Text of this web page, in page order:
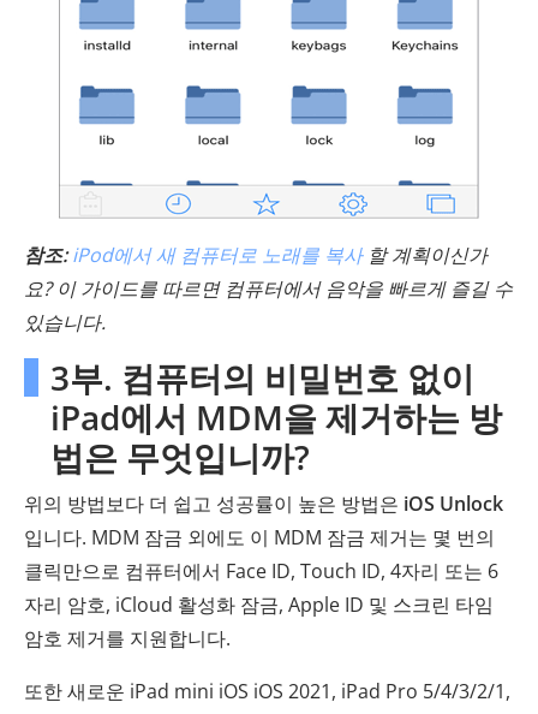
참조: iPod에서 새 컴퓨터로 노래를 복사할 계획이신가
요? 이 가이드를 따르면 컴퓨터에서 음악을 빠르게 즐길 수
있습니다.
3부. 컴퓨터의 비밀번호 없이
iPad에서 MDM을 제거하는 방
법은 무엇입니까?
위의 방법보다 더 쉽고 성공률이 높은 방법은 iOS Unlock
입니다. MDM 잠금 외에도 이 MDM 잠금 제거는 몇 번의
클릭만으로 컴퓨터에서 Face ID, Touch ID, 4자리 또는 6
자리 암호, iCloud 활성화 잠금, Apple ID 및 스크린 타임
암호 제거를 지원합니다.
또한 새로운 iPad mini iOS iOS 2021, iPad Pro 5/4/3/2/1,